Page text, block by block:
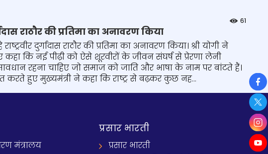
61
राठौर की प्रतिमा का अनावरण किया
दुर्गादास राठौर की प्रतिमा का अनावरण किया। श्री योगी ने
कहा कि नई पीढ़ी को ऐसे शूरवीरों के जीवन संघर्ष से प्रेरणा लेनी
रहना चाहिए जो समाज को जाति और भाषा के नाम पर बांटते हैं।
हुए मुख्यमंत्री ने कहा कि राष्ट्र से बढ़कर कुछ नह...
मंत्रालय
प्रसार भारती
प्रसार भारती